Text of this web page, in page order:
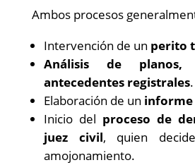
Ambos procesos
Intervención de un perito
Análisis de
antecedentes registrales.
Elaboración de un informe
Inicio del proceso de
juez civil, quien
amojonamiento.